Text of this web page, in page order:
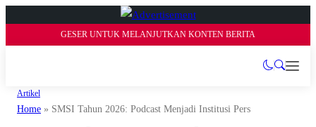
GESER UNTUK MELANJUTKAN KONTEN BERITA
Artikel
Home » SMSI Tahun 2026: Podcast Menjadi Institusi Pers